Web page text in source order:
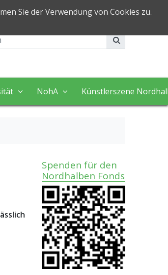
Sie der Verwendung von Cookies zu.
Impressum Kontakt
NohA Künstlerszene
Spenden für den
Nordhalben Fonds